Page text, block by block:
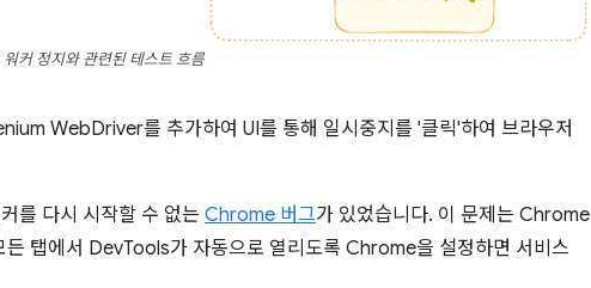
워커 정지와 관련된 테스트 흐름
WebDriver를 추가하여 UI를 통해 일시중지를 '클릭'하여 브라우저
를 다시 시작할 수 없는 Chrome 버그가 있었습니다. 이 문제는 Chrome
탭에서 DevTools가 자동으로 열리도록 Chrome을 설정하면 서비스